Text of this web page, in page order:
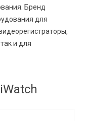
Бренд
для
и для